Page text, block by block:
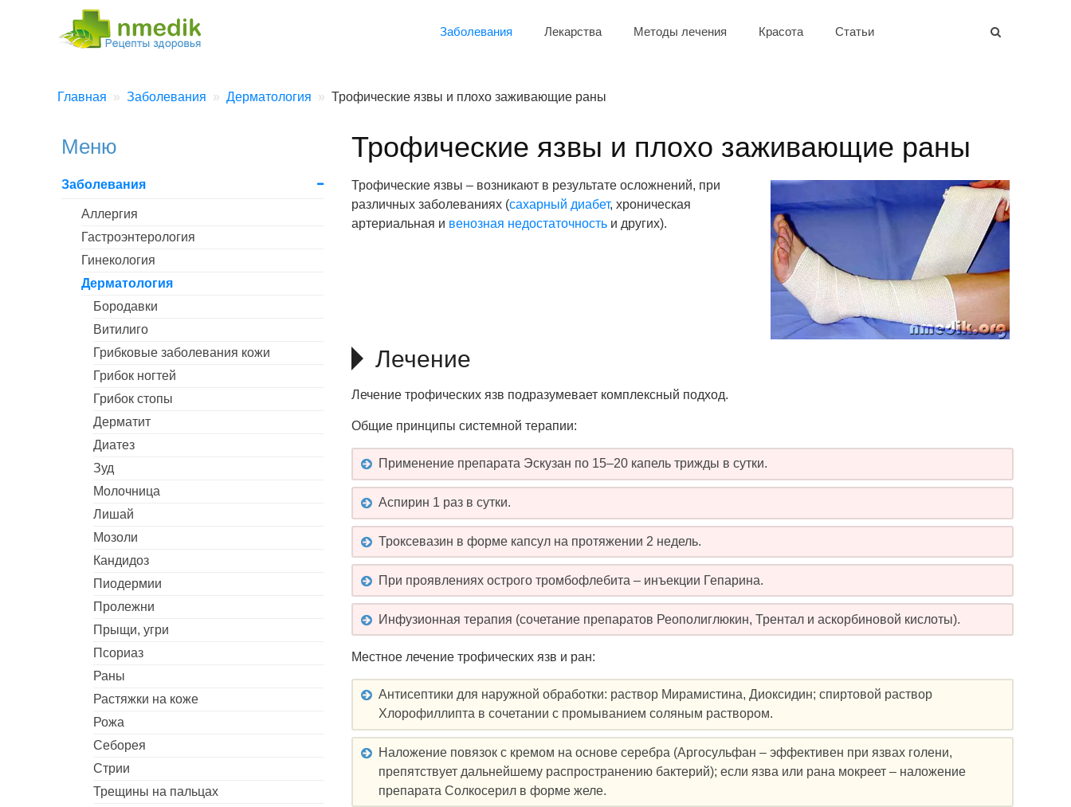
Заболевания Лекарства Методы лечения Красота Статьи
Главная Заболевания Дерматология Трофические язвы и плохо заживающие раны
Трофические язвы и плохо заживающие раны
Трофические язвы – возникают в результате осложнений, при
различных заболеваниях (сахарный диабет, хроническая
артериальная и венозная недостаточность и других).
Лечение
Лечение трофических язв подразумевает комплексный подход.
Общие принципы системной терапии:
Применение препарата Эскузан по 15–20 капель трижды в сутки.
Аспирин 1 раз в сутки.
Троксевазин в форме капсул на протяжении 2 недель.
При проявлениях острого тромбофлебита – инъекции Гепарина.
Инфузионная терапия (сочетание препаратов Реополиглюкин, Трентал и аскорбиновой кислоты).
Местное лечение трофических язв и ран:
Антисептики для наружной обработки: раствор Мирамистина, Диоксидин; спиртовой раствор
Хлорофиллипта в сочетании с промыванием соляным раствором.
Наложение повязок с кремом на основе серебра (Аргосульфан – эффективен при язвах голени,
препятствует дальнейшему распространению бактерий); если язва или рана мокреет – наложение
препарата Солкосерил в форме желе.
Меню
Заболевания
Аллергия
Гастроэнтерология
Гинекология
Дерматология
Бородавки
Витилиго
Грибковые заболевания кожи
Грибок ногтей
Грибок стопы
Дерматит
Диатез
Зуд
Молочница
Лишай
Мозоли
Кандидоз
Пиодермии
Пролежни
Прыщи, угри
Псориаз
Раны
Растяжки на коже
Рожа
Себорея
Стрии
Трещины на пальцах